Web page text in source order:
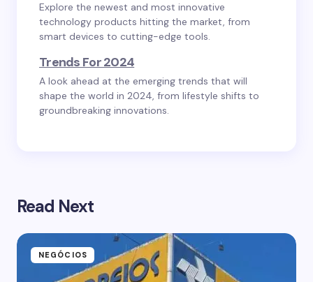
Explore the newest and most innovative
technology products hitting the market, from
smart devices to cutting-edge tools.
Trends For 2024
A look ahead at the emerging trends that will
shape the world in 2024, from lifestyle shifts to
groundbreaking innovations.
Read Next
NEGÓCIOS